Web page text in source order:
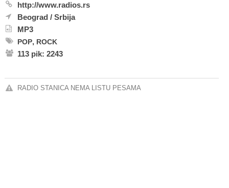
http://www.radios.rs
Beograd / Srbija
MP3
POP, ROCK
113 pik: 2243
RADIO STANICA NEMA LISTU PESAMA